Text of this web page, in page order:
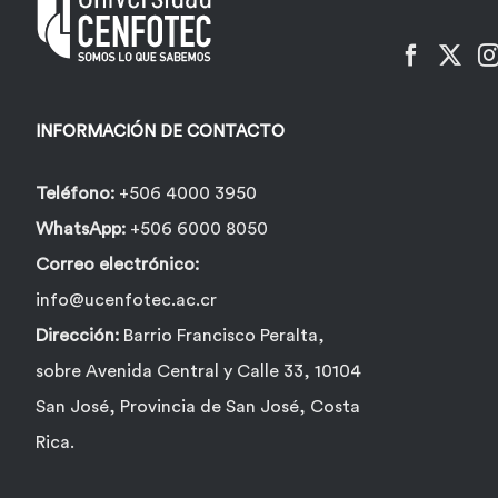
pueden
elegir
de
producto
INFORMACIÓN DE CONTACTO
Teléfono: +506 4000 3950
WhatsApp: +506 6000 8050
Correo electrónico:
info@ucenfotec.ac.cr
Dirección: Barrio Francisco Peralta,
sobre Avenida Central y Calle 33, 10104
San José, Provincia de San José, Costa
Rica.